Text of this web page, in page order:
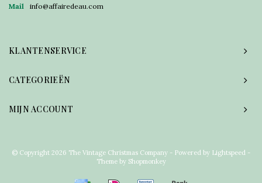
Mail
info@affairedeau.com
KLANTENSERVICE
CATEGORIEËN
MIJN ACCOUNT
© Copyright 2026 The Vintage Christmas Company - Powered by Lightspeed -
Theme by Shopmonkey